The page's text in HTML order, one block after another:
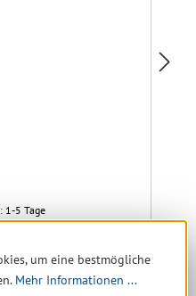
1-5 Tage
1,29 €(55.04% gespart)
um eine bestmögliche
Mehr Informationen ...